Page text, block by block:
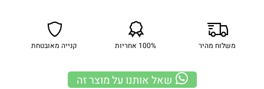
משלוח מהיר 100% אחריות קנייה מאובטחת
שאל אותנו על מוצר זה